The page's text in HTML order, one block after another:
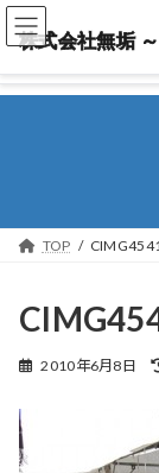
株式会社無垢
株式会社無垢
TOP
2010年6月8日